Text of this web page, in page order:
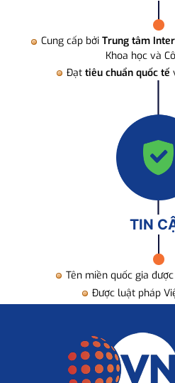
Cung cấp bởi Trung tâm
Khoa học và
Đạt tiêu chuẩn quốc tế
TIN
Tên miền quốc gia được
Được luật pháp